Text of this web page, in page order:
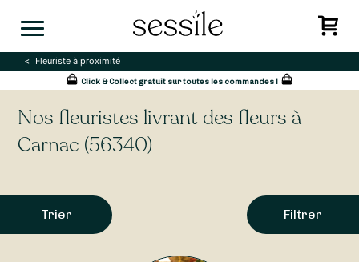
Fleuriste à proximité
Click & Collect gratuit sur toutes les commandes !
Nos fleuristes livrant des fleurs à
Carnac (56340)
Trier Filtrer